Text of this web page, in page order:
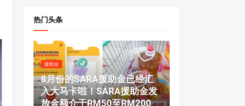
热门头条
援助金
8月份的SARA援助金已经汇
入大马卡啦！SARA援助金发
放金额介于RM50至RM200